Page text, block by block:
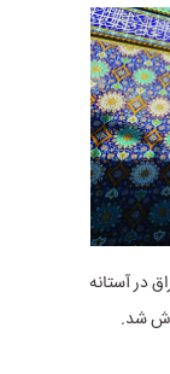
در آستانه
شد.